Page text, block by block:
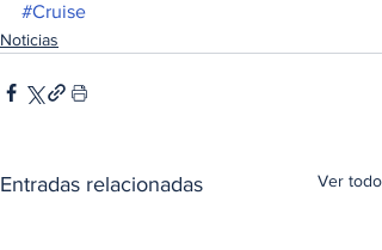
#Cruise
Noticias
Entradas relacionadas Ver todo